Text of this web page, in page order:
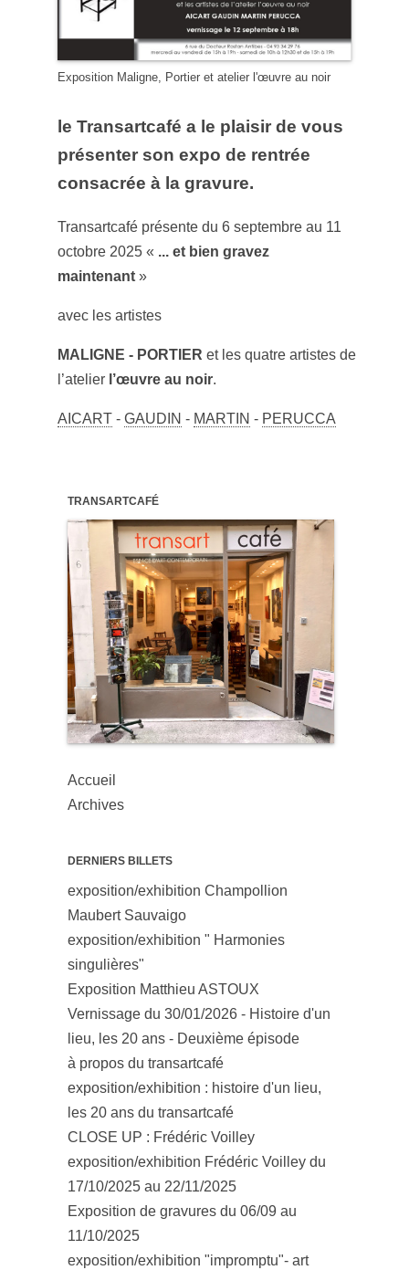
Exposition Maligne, Portier et atelier l'œuvre au noir
le Transartcafé a le plaisir de vous
présenter son expo de rentrée
consacrée à la gravure.
Transartcafé présente du 6 septembre au 11
octobre 2025 « ... et bien gravez
maintenant»
avec les artistes
MALIGNE - PORTIER et les quatre artistes de
l’atelier l’œuvre au noir.
AICART- GAUDIN - MARTIN - PERUCCA
TRANSARTCAFÉ
Accueil
Archives
DERNIERS BILLETS
exposition/exhibition Champollion
Maubert Sauvaigo
exposition/exhibition " Harmonies
singulières"
Exposition Matthieu ASTOUX
Vernissage du 30/01/2026 - Histoire d'un
lieu, les 20 ans - Deuxième épisode
à propos du transartcafé
exposition/exhibition : histoire d'un lieu,
les 20 ans du transartcafé
CLOSE UP : Frédéric Voilley
exposition/exhibition Frédéric Voilley du
17/10/2025 au 22/11/2025
Exposition de gravures du 06/09 au
11/10/2025
exposition/exhibition "impromptu"- art